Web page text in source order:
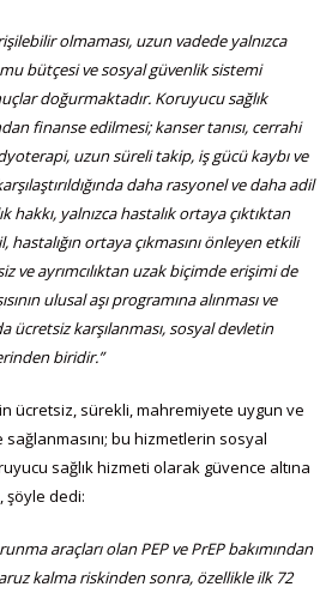
olmaması, uzun vadede yalnızca
bütçesi ve sosyal güvenlik sistemi
doğurmaktadır. Koruyucu sağlık
finanse edilmesi; kanser tanısı, cerrahi
uzun süreli takip, iş gücü kaybı ve
daha rasyonel ve daha adil
hakkı, yalnızca hastalık ortaya çıktıktan
ortaya çıkmasını önleyen etkili
ve ayrımcılıktan uzak biçimde erişimi de
ulusal aşı programına alınması ve
ücretsiz karşılanması, sosyal devletin
biridir.”
ücretsiz, sürekli, mahremiyete uygun ve
sağlanmasını; bu hizmetlerin sosyal
sağlık hizmeti olarak güvence altına
şöyle dedi:
araçları olan PEP ve PrEP bakımından
kalma riskinden sonra, özellikle ilk 72